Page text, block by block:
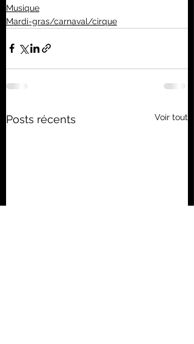
Musique
Mardi-gras/carnaval/cirque
Posts récents Voir tout